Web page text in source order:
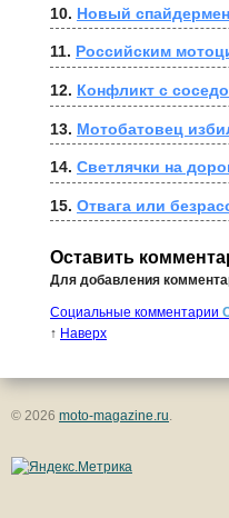
10. Новый
11. Российским
12. Конфликт с
13. Мотобатовец
14. Светлячки на
15. Отвага или
Оставить
Для добавления
Социальные комментарии
↑ Наверх
© 2026 moto-magazine.ru